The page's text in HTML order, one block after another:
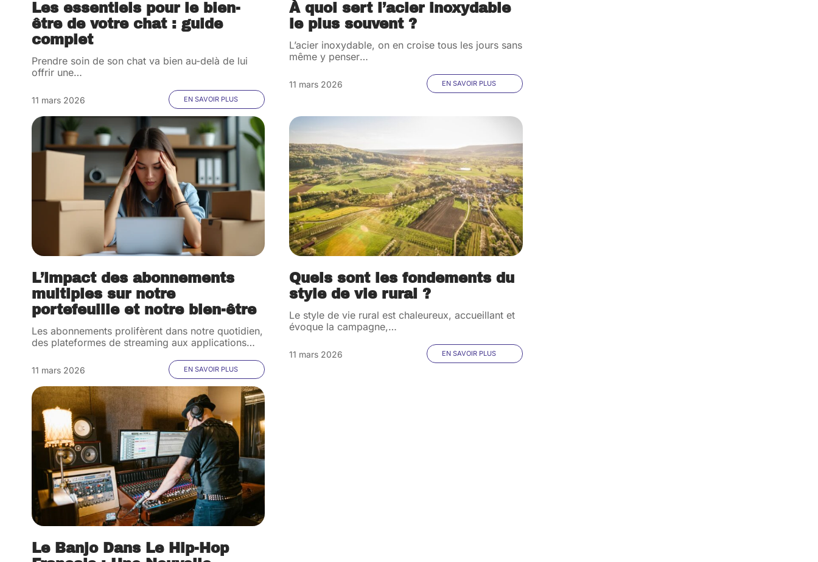
Les essentiels pour le bien-
être de votre chat : guide
complet
Prendre soin de son chat va bien au-delà de lui
offrir une…
11 mars 2026 EN SAVOIR PLUS
À quoi sert l’acier inoxydable
le plus souvent ?
L’acier inoxydable, on en croise tous les jours sans
même y penser…
11 mars 2026 EN SAVOIR PLUS
L’impact des abonnements
multiples sur notre
portefeuille et notre bien-être
Les abonnements prolifèrent dans notre quotidien,
des plateformes de streaming aux applications…
11 mars 2026 EN SAVOIR PLUS
Quels sont les fondements du
style de vie rural ?
Le style de vie rural est chaleureux, accueillant et
évoque la campagne,…
11 mars 2026 EN SAVOIR PLUS
Le Banjo Dans Le Hip-Hop